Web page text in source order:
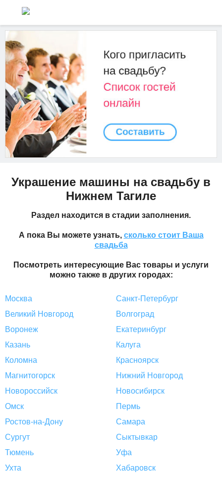
Украшение машины на свадьбу в
Нижнем Тагиле
Раздел находится в стадии заполнения.
А пока Вы можете узнать, сколько стоит Ваша
свадьба
Посмотреть интересующие Вас товары и услуги
можно также в других городах:
Москва
Санкт-Петербург
Великий Новгород
Волгоград
Воронеж
Екатеринбург
Казань
Калуга
Коломна
Красноярск
Магнитогорск
Нижний Новгород
Новороссийск
Новосибирск
Омск
Пермь
Ростов-на-Дону
Самара
Сургут
Сыктывкар
Тюмень
Уфа
Ухта
Хабаровск